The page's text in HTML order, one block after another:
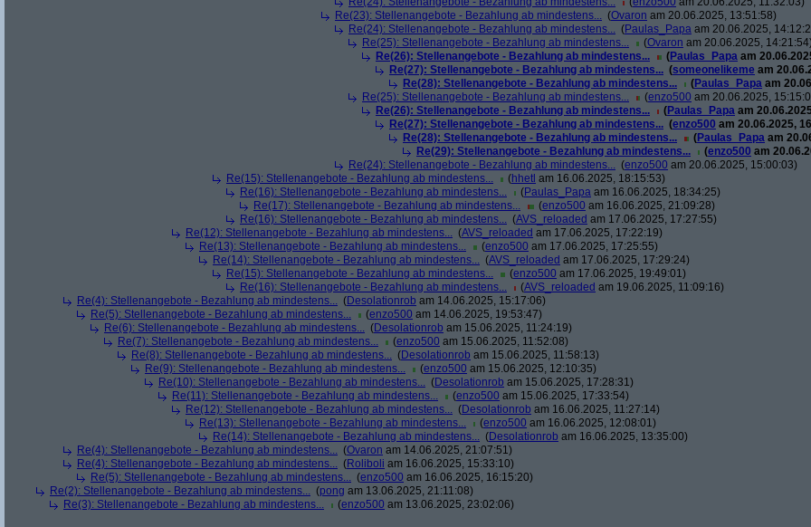
Re(23): Stellenangebote - Bezahlung ab mindestens... (Ovaron am 20.06.2025, 13:51:58)
Re(24): Stellenangebote - Bezahlung ab mindestens... (Paulas_Papa am 20.06.2025,
Re(25): Stellenangebote - Bezahlung ab mindestens...
(Ovaron am 20.06.2025, 14:21:54)
Re(26): Stellenangebote - Bezahlung ab mindestens...
(Paulas_Papa am
Re(27): Stellenangebote - Bezahlung ab mindestens... (someonelikeme am
Re(28): Stellenangebote - Bezahlung ab mindestens...
(Paulas_Papa am
Re(25): Stellenangebote - Bezahlung ab mindestens...
(enzo500 am 20.06.2025,
Re(26): Stellenangebote - Bezahlung ab mindestens...
(Paulas_Papa am
Re(27): Stellenangebote - Bezahlung ab mindestens... (enzo500 am 20.06.2025,
Re(28): Stellenangebote - Bezahlung ab mindestens...
(Paulas_Papa am
Re(29): Stellenangebote - Bezahlung ab mindestens...
(enzo500 am
Re(24): Stellenangebote - Bezahlung ab mindestens... (enzo500 am 20.06.2025, 15:00:03)
Re(15): Stellenangebote - Bezahlung ab mindestens...
(hhetl am 16.06.2025, 18:15:53)
Re(16): Stellenangebote - Bezahlung ab mindestens...
(Paulas_Papa am 16.06.2025, 18:34:25)
Re(17): Stellenangebote - Bezahlung ab mindestens...
(enzo500 am 16.06.2025, 21:09:28)
Re(16): Stellenangebote - Bezahlung ab mindestens... (AVS_reloaded am 17.06.2025, 17:27:55)
Re(12): Stellenangebote - Bezahlung ab mindestens... (AVS_reloaded am 17.06.2025, 17:22:19)
Re(13): Stellenangebote - Bezahlung ab mindestens...
(enzo500 am 17.06.2025, 17:25:55)
Re(14): Stellenangebote - Bezahlung ab mindestens... (AVS_reloaded am 17.06.2025, 17:29:24)
Re(15): Stellenangebote - Bezahlung ab mindestens...
(enzo500 am 17.06.2025, 19:49:01)
Re(16): Stellenangebote - Bezahlung ab mindestens...
(AVS_reloaded am 19.06.2025, 11:09:16)
Re(4): Stellenangebote - Bezahlung ab mindestens... (Desolationrob am 14.06.2025, 15:17:06)
Re(5): Stellenangebote - Bezahlung ab mindestens...
(enzo500 am 14.06.2025, 19:53:47)
Re(6): Stellenangebote - Bezahlung ab mindestens... (Desolationrob am 15.06.2025, 11:24:19)
Re(7): Stellenangebote - Bezahlung ab mindestens...
(enzo500 am 15.06.2025, 11:52:08)
Re(8): Stellenangebote - Bezahlung ab mindestens... (Desolationrob am 15.06.2025, 11:58:13)
Re(9): Stellenangebote - Bezahlung ab mindestens...
(enzo500 am 15.06.2025, 12:10:35)
Re(10): Stellenangebote - Bezahlung ab mindestens... (Desolationrob am 15.06.2025, 17:28:31)
Re(11): Stellenangebote - Bezahlung ab mindestens...
(enzo500 am 15.06.2025, 17:33:54)
Re(12): Stellenangebote - Bezahlung ab mindestens... (Desolationrob am 16.06.2025, 11:27:14)
Re(13): Stellenangebote - Bezahlung ab mindestens...
(enzo500 am 16.06.2025, 12:08:01)
Re(14): Stellenangebote - Bezahlung ab mindestens... (Desolationrob am 16.06.2025, 13:35:00)
Re(4): Stellenangebote - Bezahlung ab mindestens... (Ovaron am 14.06.2025, 21:07:51)
Re(4): Stellenangebote - Bezahlung ab mindestens... (Roliboli am 16.06.2025, 15:33:10)
Re(5): Stellenangebote - Bezahlung ab mindestens... (enzo500 am 16.06.2025, 16:15:20)
Re(2): Stellenangebote - Bezahlung ab mindestens... (pong am 13.06.2025, 21:11:08)
Re(3): Stellenangebote - Bezahlung ab mindestens...
(enzo500 am 13.06.2025, 23:02:06)